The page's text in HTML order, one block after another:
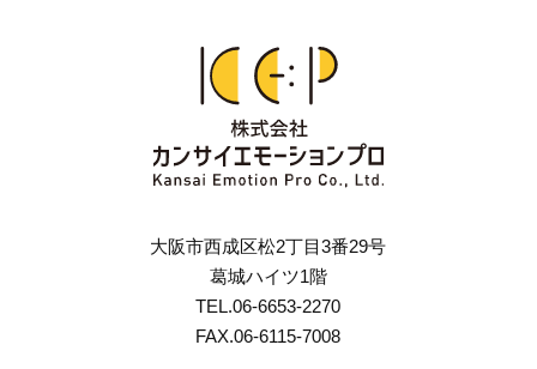
大阪市西成区松2丁目3番29号
葛城ハイツ1階
TEL.06-6653-2270
FAX.06-6115-7008